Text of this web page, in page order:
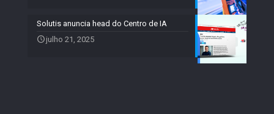
Solutis anuncia head do Centro de IA
julho 21, 2025